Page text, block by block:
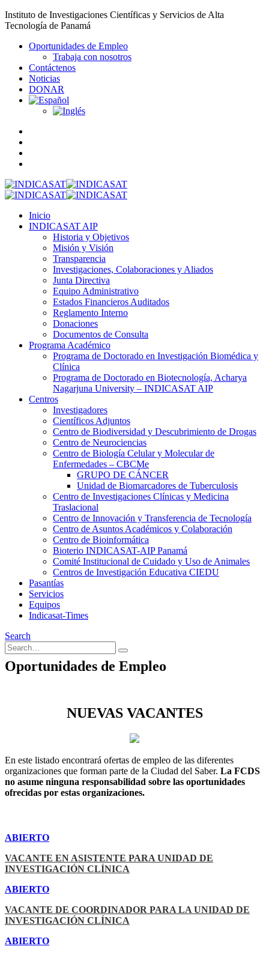
Instituto de Investigaciones Científicas y Servicios de Alta
Tecnología de Panamá
Oportunidades de Empleo
Trabaja con nosotros
Contáctenos
Noticias
DONAR
Inicio
INDICASAT AIP
Historia y Objetivos
Misión y Visión
Transparencia
Investigaciones, Colaboraciones y Aliados
Junta Directiva
Equipo Administrativo
Estados Financieros Auditados
Reglamento Interno
Donaciones
Documentos de Consulta
Programa Académico
Programa de Doctorado en Investigación Biomédica y
Clínica
Programa de Doctorado en Biotecnología, Acharya
Nagarjuna University – INDICASAT AIP
Centros
Investigadores
Científicos Adjuntos
Centro de Biodiversidad y Descubrimiento de Drogas
Centro de Neurociencias
Centro de Biología Celular y Molecular de
Enfermedades – CBCMe
GRUPO DE CÁNCER
Unidad de Biomarcadores de Tuberculosis
Centro de Investigaciones Clínicas y Medicina
Traslacional
Centro de Innovación y Transferencia de Tecnología
Centro de Asuntos Académicos y Colaboración
Centro de Bioinformática
Bioterio INDICASAT-AIP Panamá
Comité Institucional de Cuidado y Uso de Animales
Centros de Investigación Educativa CIEDU
Pasantías
Servicios
Equipos
Indicasat-Times
Search
Oportunidades de Empleo
NUEVAS VACANTES
En este listado encontrará ofertas de empleo de las diferentes
organizaciones que forman parte de la Ciudad del Saber. La FCDS
no asume ninguna responsabilidad sobre las oportunidades
ofrecidas por estas organizaciones.
ABIERTO
VACANTE EN ASISTENTE PARA UNIDAD DE
INVESTIGACIÓN CLÍNICA
ABIERTO
VACANTE DE COORDINADOR PARA LA UNIDAD DE
INVESTIGACIÓN CLÍNICA
ABIERTO